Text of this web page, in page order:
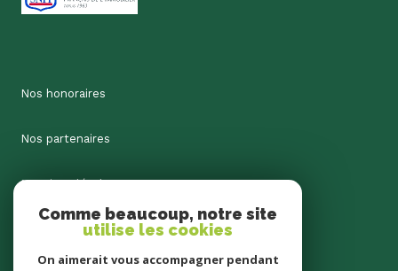
Nos honoraires
Nos partenaires
Mentions légales
Comme beaucoup, notre site
utilise les cookies
On aimerait vous accompagner pendant